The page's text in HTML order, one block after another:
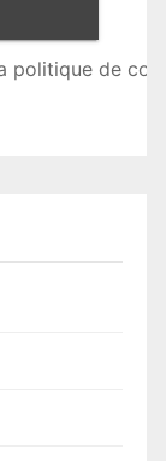
politique de